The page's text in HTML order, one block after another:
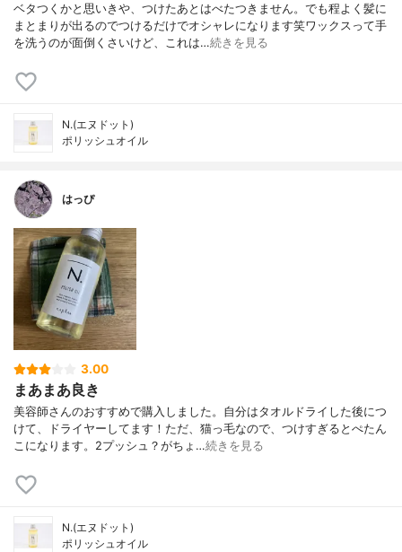
ベタつくかと思いきや、つけたあとはべたつきません。でも程よく髪に
まとまりが出るのでつけるだけでオシャレになります笑ワックスって手
を洗うのが面倒くさいけど、これは…続きを見る
N.(エヌドット)
ポリッシュオイル
はっぴ
3.00
まあまあ良き
美容師さんのおすすめで購入しました。自分はタオルドライした後につ
けて、ドライヤーしてます！ただ、猫っ毛なので、つけすぎるとぺたん
こになります。2プッシュ？がちょ…続きを見る
N.(エヌドット)
ポリッシュオイル